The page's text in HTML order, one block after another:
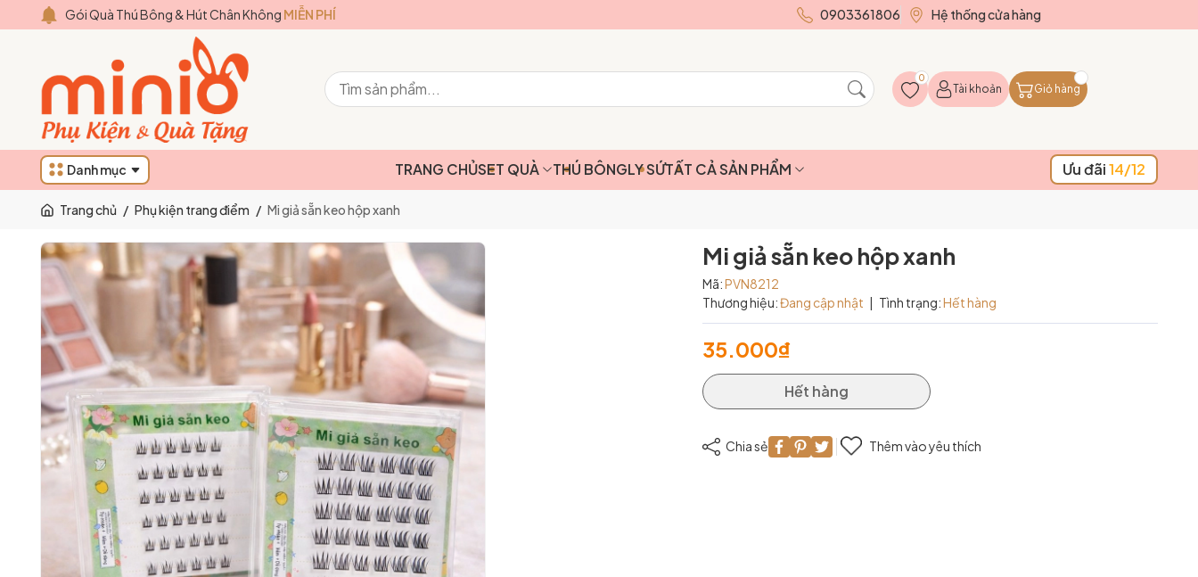
Gói Quà Thú Bông & Hút Chân Không MIỄN PHÍ 0903361806 Hệ thống cửa hàng
0
Tài khoản Giỏ hàng
Danh mục TRANG CHỦSET QUÀ THÚ BÔNGLY SỨTẤT CẢ SẢN PHẨM Ưu đãi14/12
Trang chủ / Phụ kiện trang điểm / Mi giả sẵn keo hộp xanh
Mi giả sẵn keo hộp xanh
Mã:PVN8212
Thương hiệu:Đang cập nhật | Tình trạng:Hết hàng
35.000₫
Hết hàng
Chia sẻ Thêm vào yêu thích